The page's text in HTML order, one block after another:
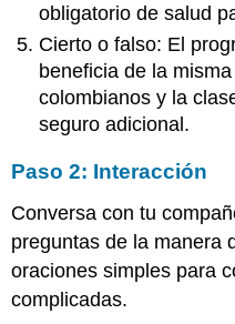
obligatorio de salud
Cierto o falso: El
beneficia de la
colombianos y la
seguro adicional.
Paso 2: Interacción
Conversa con tu
preguntas de la manera
oraciones simples para
complicadas.